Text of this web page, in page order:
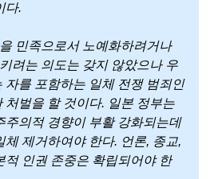
다.
민족으로서 노예화하려거나
려는 의도는 갖지 않았으나 우
자를 포함하는 일체 전쟁 범죄인
처벌을 할 것이다. 일본 정부는
주의적 경향이 부활 강화되는데
체 제거하여야 한다. 언론, 종교,
적 인권 존중은 확립되어야 한